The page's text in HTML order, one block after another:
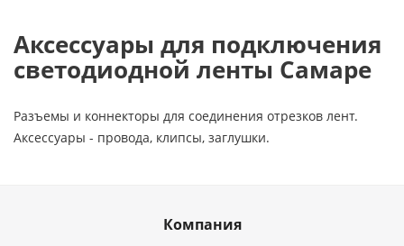
Аксессуары для подключения
светодиодной ленты Самаре
Разъемы и коннекторы для соединения отрезков лент.
Аксессуары - провода, клипсы, заглушки.
Компания